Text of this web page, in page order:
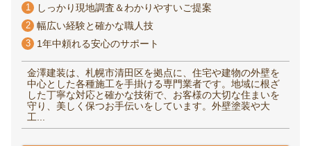
1 しっかり現地調査＆わかりやすいご提案
2 幅広い経験と確かな職人技
3 1年中頼れる安心のサポート
金澤建装は、札幌市清田区を拠点に、住宅や建物の外壁を
中心とした各種施工を手掛ける専門業者です。地域に根ざ
した丁寧な対応と確かな技術で、お客様の大切な住まいを
守り、美しく保つお手伝いをしています。外壁塗装や大
工...